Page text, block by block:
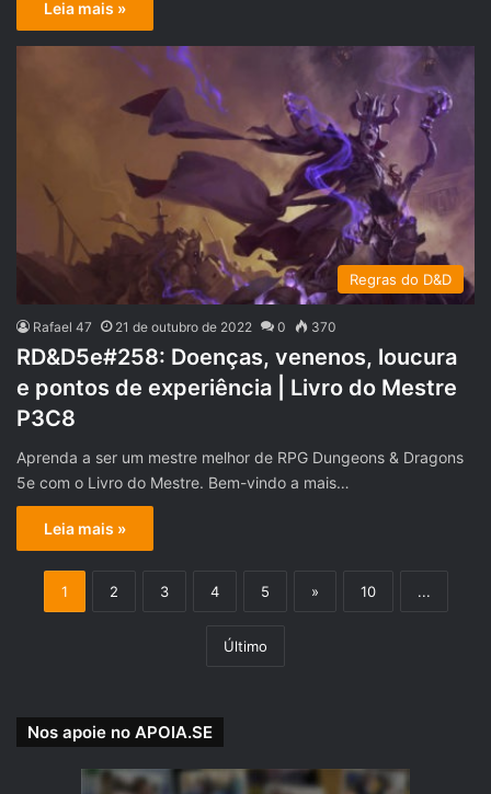
Leia mais »
Regras do D&D
Rafael 47 21 de outubro de 2022 0 370
RD&D5e#258: Doenças, venenos, loucura
e pontos de experiência | Livro do Mestre
P3C8
Aprenda a ser um mestre melhor de RPG Dungeons & Dragons
5e com o Livro do Mestre. Bem-vindo a mais…
Leia mais »
1 2 3 4 5 » 10 ...
Último
Nos apoie no APOIA.SE